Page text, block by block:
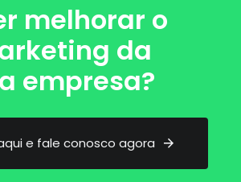
melhorar o
da
empresa?
qui e fale conosco agora